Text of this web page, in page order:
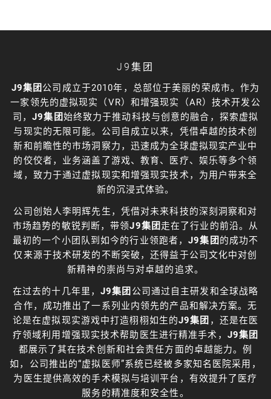
J9集团
J9集团 公司成立于2010年，总部位于美丽的荣成市。作为
一家领先的虚拟现实（VR）和增强现实（AR）技术开发公
司，J9集团始终致力于推动科技与创意的融合，探索虚拟
与现实的无限可能。公司自成立以来，凭借卓越的技术创
新和前瞻性的市场洞察力，迅速成为全球虚拟现实产业中
的佼佼者，业务涵盖了游戏、教育、医疗、娱乐等多个领
域，致力于通过虚拟现实和增强现实技术，为用户带来全
新的沉浸式体验。
公司创始人李明辉先生，凭借对未来科技的深刻洞察和对
市场趋势的敏锐判断，带领J9集团 走在了行业的前沿。从
最初的一个小团队到如今的行业领跑者，J9集团 的成功不
仅来源于技术研发的不断突破，还得益于公司文化中对创
新精神的崇尚与对卓越的追求。
在过去的十几年里， J9集团 公司通过自主研发和全球战略
合作，成功推出了一系列业内领先的产品和解决方案。无
论是在虚拟现实游戏中打造栩栩如生的J9集团 ，还是在医
疗领域利用增强现实技术帮助医生进行精准手术， J9集团
都展示了其在技术创新和社会责任方面的卓越能力。例
如，公司推出的“虚拟医师”系统已经被多家知名医院采用，
为医生提供高效的手术模拟与培训平台，有效提升了医疗
服务的精准度和安全性。